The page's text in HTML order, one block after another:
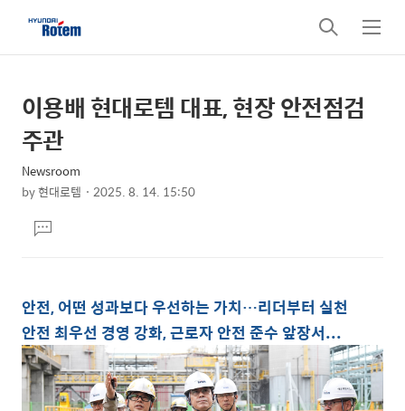
검
색
메
뉴
상
세
컨
텐
본
제
목
이용배 현대로템 대표, 현장 안전점검
주관
Newsroom
by현대로템 2025. 8. 14. 15:50
문댓
글
안전, 어떤 성과보다 우선하는 가치…리더부터 실천
안전 최우선 경영 강화, 근로자 안전 준수 앞장서...